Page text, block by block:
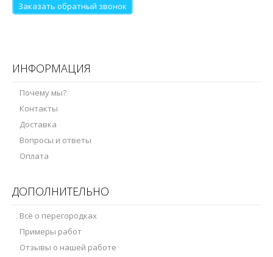
Заказать обратный звонок
ИНФОРМАЦИЯ
Почему мы?
Контакты
Доставка
Вопросы и ответы
Оплата
ДОПОЛНИТЕЛЬНО
Всё о перегородках
Примеры работ
Отзывы о нашей работе